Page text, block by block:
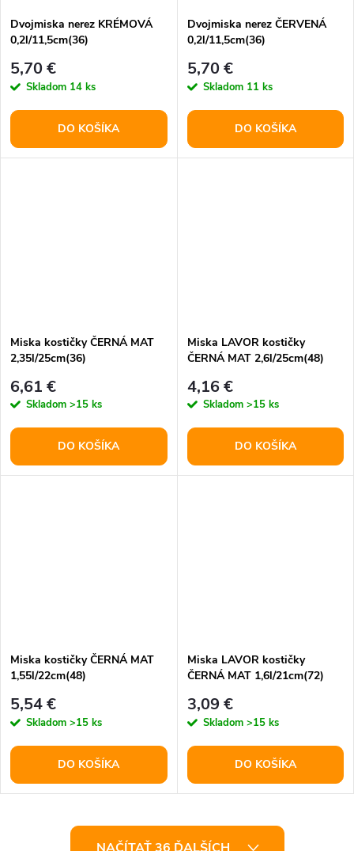
Dvojmiska nerez KRÉMOVÁ
0,2l/11,5cm(36)
5,70 €
Skladom 14 ks
DO KOŠÍKA
Dvojmiska nerez ČERVENÁ
0,2l/11,5cm(36)
5,70 €
Skladom 11 ks
DO KOŠÍKA
Miska kostičky ČERNÁ MAT
2,35l/25cm(36)
6,61 €
Skladom >15 ks
DO KOŠÍKA
Miska LAVOR kostičky
ČERNÁ MAT 2,6l/25cm(48)
4,16 €
Skladom >15 ks
DO KOŠÍKA
Miska kostičky ČERNÁ MAT
1,55l/22cm(48)
5,54 €
Skladom >15 ks
DO KOŠÍKA
Miska LAVOR kostičky
ČERNÁ MAT 1,6l/21cm(72)
3,09 €
Skladom >15 ks
DO KOŠÍKA